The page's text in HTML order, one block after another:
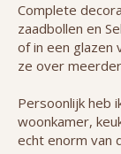
Complete
zaadbollen en
of in een glazen
ze over
Persoonlijk heb
woonkamer,
echt enorm van